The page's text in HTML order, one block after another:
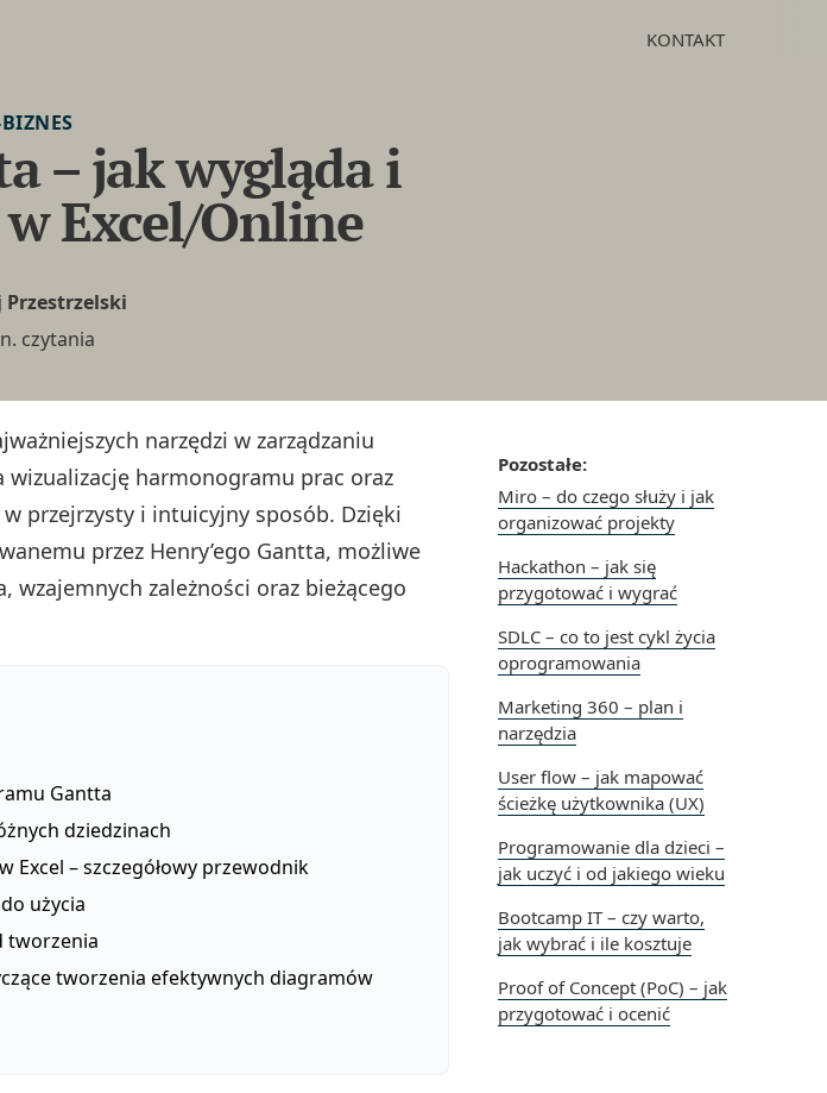
KONTAKT
BIZNES
– jak wygląda i
Excel/Online
Przestrzelski
czytania
Pozostałe:
Miro – do czego służy i jak
organizować projekty
Hackathon – jak się
przygotować i wygrać
SDLC – co to jest cykl życia
oprogramowania
Marketing 360 – plan i
narzędzia
User flow – jak mapować
ścieżkę użytkownika (UX)
Programowanie dla dzieci –
jak uczyć i od jakiego wieku
Bootcamp IT – czy warto,
jak wybrać i ile kosztuje
Proof of Concept (PoC) – jak
przygotować i ocenić
narzędzi w zarządzaniu
harmonogramu prac oraz
przejrzysty i intuicyjny sposób. Dzięki
przez Henry’ego Gantta, możliwe
wzajemnych zależności oraz bieżącego
Gantta
dziedzinach
Excel – szczegółowy przewodnik
użycia
tworzenia
tworzenia efektywnych diagramów